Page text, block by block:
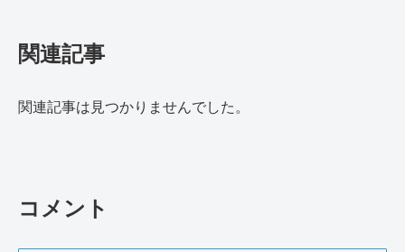
関連記事
関連記事は見つかりませんでした。
コメント